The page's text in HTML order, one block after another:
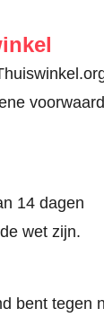
14 dagen
wet zijn.
bent tegen